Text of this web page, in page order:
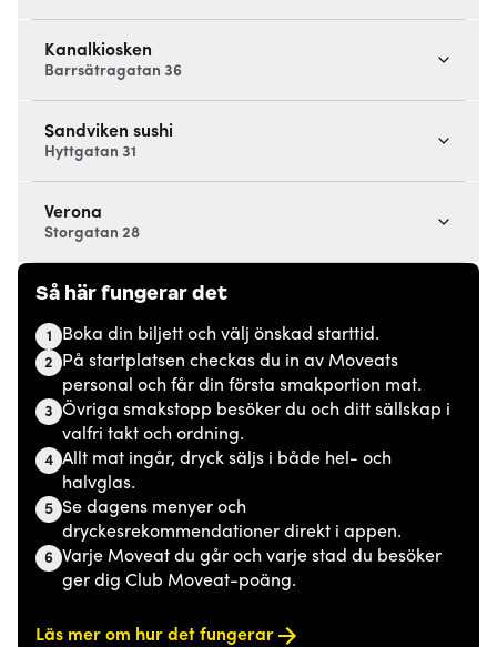
Kanalkiosken
Barrsätragatan 36
Sandviken sushi
Hyttgatan 31
Verona
Storgatan 28
Så här fungerar det
1 Boka din biljett och välj önskad starttid.
2
På startplatsen checkas du in av Moveats
personal och får din första smakportion mat.
3 Övriga smakstopp besöker du och ditt sällskap i
valfri takt och ordning.
4 Allt mat ingår, dryck säljs i både hel- och
halvglas.
5 Se dagens menyer och
dryckesrekommendationer direkt i appen.
6 Varje Moveat du går och varje stad du besöker
ger dig Club Moveat-poäng.
Läs mer om hur det fungerar